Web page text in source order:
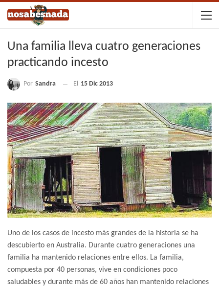
Una familia lleva cuatro generaciones
practicando incesto
Por Sandra El 15 Dic 2013
Uno de los casos de incesto más grandes de la historia se ha
descubierto en Australia. Durante cuatro generaciones una
familia ha mantenido relaciones entre ellos. La familia,
compuesta por 40 personas, vive en condiciones poco
saludables y durante más de 60 años han mantenido relaciones